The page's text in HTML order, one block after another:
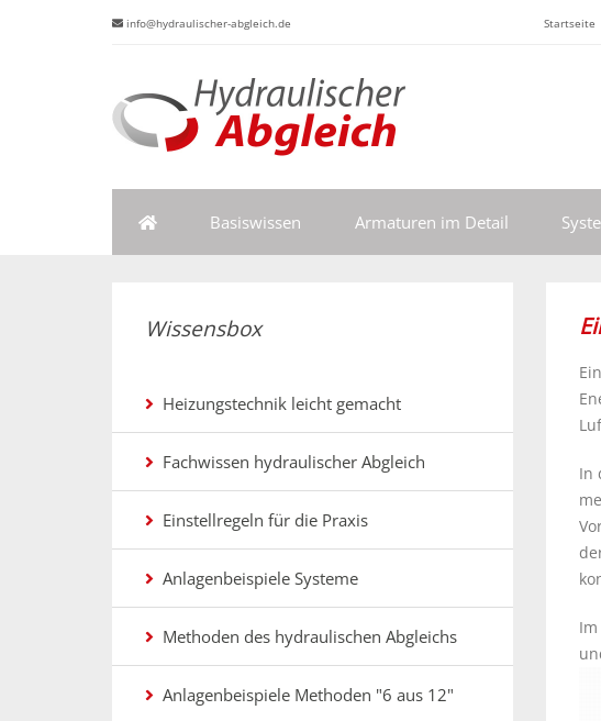
info@hydraulischer-abgleich.de Startseite
Basiswissen Armaturen im Detail
Wissensbox
Heizungstechnik leicht gemacht
Fachwissen hydraulischer Abgleich
Einstellregeln für die Praxis
Anlagenbeispiele Systeme
Methoden des hydraulischen Abgleichs
Anlagenbeispiele Methoden "6 aus 12"
In